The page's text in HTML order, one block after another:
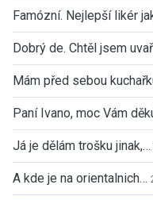
Famózní. Nejlepší likér
Dobrý de. Chtěl jsem
Mám před sebou
Paní Ivano, moc Vám
Já je dělám trošku jinak,…
A kde je na orientalnich…